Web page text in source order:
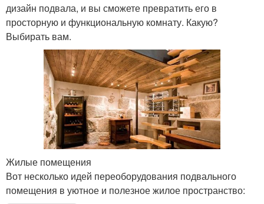
дизайн подвала, и вы сможете превратить его в
просторную и функциональную комнату. Какую?
Выбирать вам.
Жилые помещения
Вот несколько идей переоборудования подвального
помещения в уютное и полезное жилое пространство: